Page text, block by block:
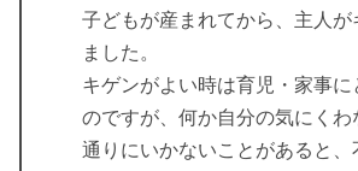
子どもが産まれてから、主人が
ました。
キゲンがよい時は育児・家事に
のですが、何か自分の気にくわ
通りにいかないことがあると、